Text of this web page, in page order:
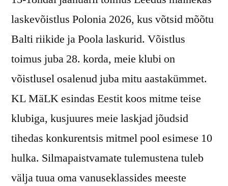
laskevõistlus Polonia 2026, kus võtsid mõõtu
Balti riikide ja Poola laskurid. Võistlus
toimus juba 28. korda, meie klubi on
võistlusel osalenud juba mitu aastakümmet.
KL MäLK esindas Eestit koos mitme teise
klubiga, kusjuures meie laskjad jõudsid
tihedas konkurentsis mitmel pool esimese 10
hulka. Silmapaistvamate tulemustena tuleb
välja tuua oma vanuseklassides meeste